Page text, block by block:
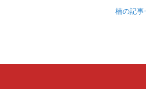
楠の記事